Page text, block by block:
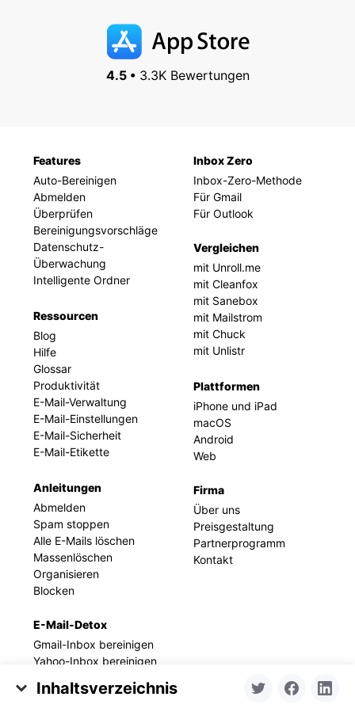
Inhaltsverzeichnis
4.5 •3.3K Bewertungen
Features
Auto-Bereinigen
Abmelden
Überprüfen
Bereinigungsvorschläge
Datenschutz-
Überwachung
Intelligente Ordner
Ressourcen
Blog
Hilfe
Glossar
Produktivität
E-Mail-Verwaltung
E-Mail-Einstellungen
E-Mail-Sicherheit
E-Mail-Etikette
Anleitungen
Abmelden
Spam stoppen
Alle E-Mails löschen
Massenlöschen
Organisieren
Blocken
E-Mail-Detox
Gmail-Inbox bereinigen
Yahoo-Inbox bereinigen
bereinigen
Inbox Zero
Inbox-Zero-Methode
Für Gmail
Für Outlook
Vergleichen
mit Unroll.me
mit Cleanfox
mit Sanebox
mit Mailstrom
mit Chuck
mit Unlistr
Plattformen
iPhone und iPad
macOS
Android
Web
Firma
Über uns
Preisgestaltung
Partnerprogramm
Kontakt